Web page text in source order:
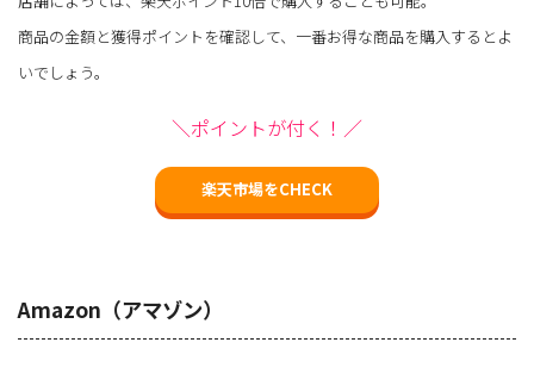
商品の金額と獲得ポイントを確認して、一番お得な商品を購入するとよ
いでしょう。
＼ポイントが付く！／
楽天市場をCHECK
Amazon（アマゾン）